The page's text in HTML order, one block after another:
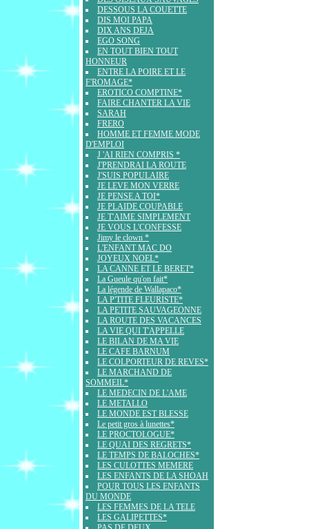
DESSOUS LA COUETTE
DIS MOI PAPA
DIX ANS DEJA
EGO SONG
EN TOUT BIEN TOUT
HONNEUR
ENTRE LA POIRE ET LE
F'ROMAGE*
EROTICO COMPTINE*
FAIRE CHANTER LA VIE
SARAH
FRERO
HOMME ET FEMME MODE
D'EMPLOI
J 'AI RIEN COMPRIS *
J'PRENDRAI LA ROUTE
J'SUIS POPULAIRE
JE LEVE MON VERRE
JE PENSE A TOI*
JE PLAIDE COUPABLE
JE T'AIME SIMPLEMENT
JE VOUS L'CONFESSE
Jimy le clown *
L'ENFANT MAC DO
JOYEUX NOEL*
LA CANNE ET LE BERET*
La Gueule qu'on fait*
La légende de Wallapaco*
LA P'TITE FLEURISTE*
LA PETITE SAUVAGEONNE
LA ROUTE DES VACANCES
LA VIE QUI T'APPELLE
LE BILAN DE MA VIE
LE CAFE BARNUM
LE COLPORTEUR DE REVES*
LE MARCHAND DE
SOMMEIL*
LE MEDECIN DE L'AME
LE METALLO
LE MONDE EST BLESSE
Le petit gros à lunettes*
LE PROCTOLOGUE*
LE QUAI DES REGRETS*
LE TEMPS DE BALOCHES*
LES CULOTTES MEMERE
LES ENFANTS DE LA SHOAH
POUR TOUS LES ENFANTS
DU MONDE
LES FEMMES DE LA TELE
LES GALIPETTES*